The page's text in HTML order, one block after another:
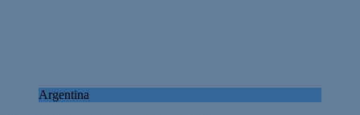
Argentina